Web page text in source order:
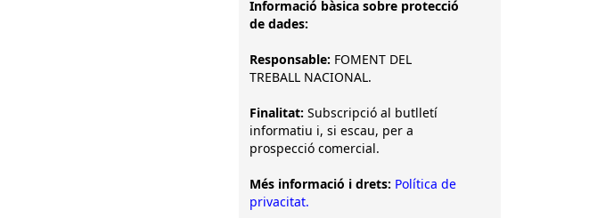
Informació bàsica sobre protecció
de dades:
Responsable: FOMENT DEL
TREBALL NACIONAL.
Finalitat: Subscripció al butlletí
informatiu i, si escau, per a
prospecció comercial.
Més informació i drets: Política de
privacitat.